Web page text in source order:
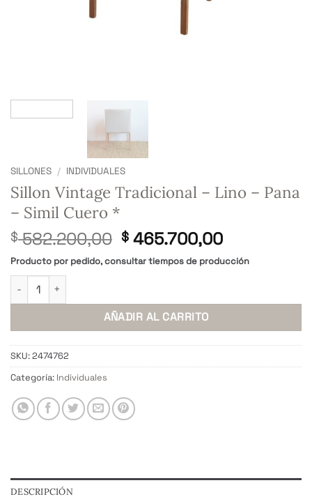
SILLONES / INDIVIDUALES
Sillon Vintage Tradicional – Lino – Pana
– Simil Cuero *
$582.200,00 El
precio
original
$ 582.200,00.
$ 465.700,00El
precio
actual
$
Producto por pedido, consultar tiempos de producción
Sillon Vintage Tradicional - Lino - Pana - Simil Cuero *
AÑADIR AL CARRITO
SKU:2474762
Categoría: Individuales
DESCRIPCIÓN